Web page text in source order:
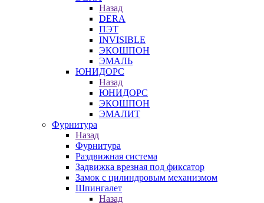
Назад
DERA
ПЭТ
INVISIBLE
ЭКОШПОН
ЭМАЛЬ
ЮНИДОРС
Назад
ЮНИДОРС
ЭКОШПОН
ЭМАЛИТ
Фурнитура
Назад
Фурнитура
Раздвижная система
Задвижка врезная под фиксатор
Замок с цилиндровым механизмом
Шпингалет
Назад